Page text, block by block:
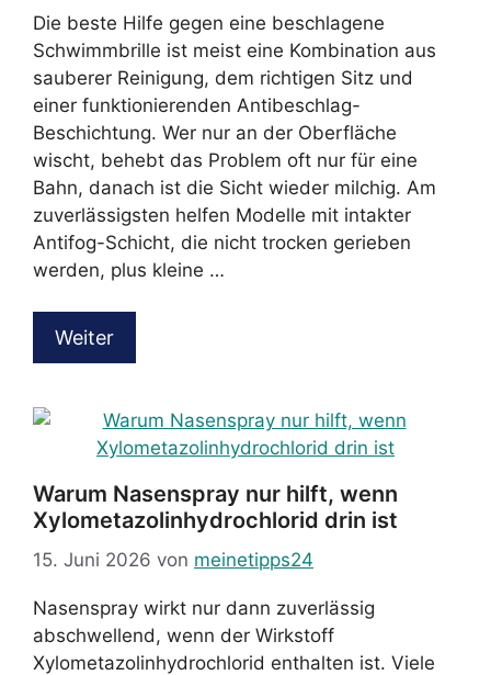
Die beste Hilfe gegen eine beschlagene
Schwimmbrille ist meist eine Kombination aus
sauberer Reinigung, dem richtigen Sitz und
einer funktionierenden Antibeschlag-
Beschichtung. Wer nur an der Oberfläche
wischt, behebt das Problem oft nur für eine
Bahn, danach ist die Sicht wieder milchig. Am
zuverlässigsten helfen Modelle mit intakter
Antifog-Schicht, die nicht trocken gerieben
werden, plus kleine …
Weiter
Warum Nasenspray nur hilft, wenn
Xylometazolinhydrochlorid drin ist
15. Juni 2026 von meinetipps24
Nasenspray wirkt nur dann zuverlässig
abschwellend, wenn der Wirkstoff
Xylometazolinhydrochlorid enthalten ist. Viele